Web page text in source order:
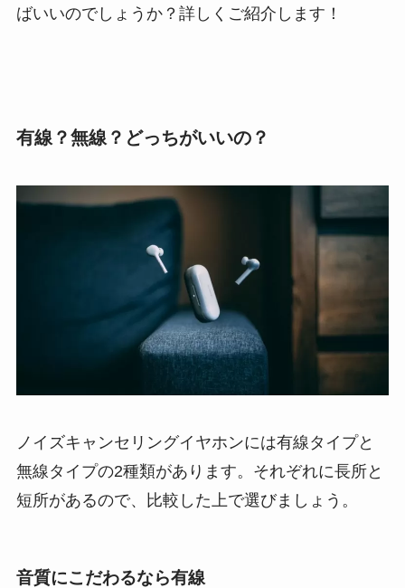
ばいいのでしょうか？詳しくご紹介します！
有線？無線？どっちがいいの？
ノイズキャンセリングイヤホンには有線タイプと
無線タイプの2種類があります。それぞれに長所と
短所があるので、比較した上で選びましょう。
音質にこだわるなら有線